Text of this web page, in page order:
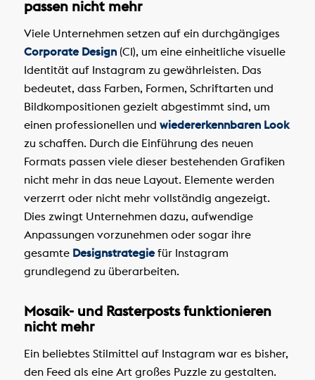
passen nicht mehr
Viele Unternehmen setzen auf ein durchgängiges
Corporate Design(CI), um eine einheitliche visuelle
Identität auf Instagram zu gewährleisten. Das
bedeutet, dass Farben, Formen, Schriftarten und
Bildkompositionen gezielt abgestimmt sind, um
einen professionellen und wiedererkennbaren Look
zu schaffen. Durch die Einführung des neuen
Formats passen viele dieser bestehenden Grafiken
nicht mehr in das neue Layout. Elemente werden
verzerrt oder nicht mehr vollständig angezeigt.
Dies zwingt Unternehmen dazu, aufwendige
Anpassungen vorzunehmen oder sogar ihre
gesamte Designstrategiefür Instagram
grundlegend zu überarbeiten.
Mosaik- und Rasterposts funktionieren
nicht mehr
Ein beliebtes Stilmittel auf Instagram war es bisher,
den Feed als eine Art großes Puzzle zu gestalten.